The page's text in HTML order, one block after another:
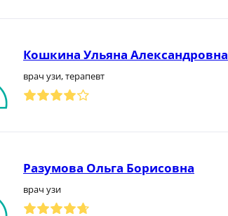
Кошкина Ульяна Александровна
врач узи, терапевт
Разумова Ольга Борисовна
врач узи